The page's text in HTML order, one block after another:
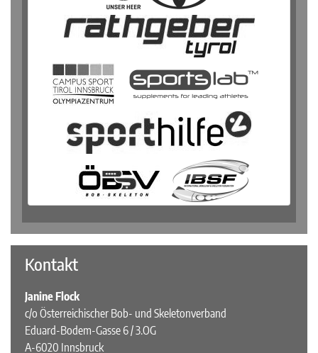
Kontakt
Janine Flock
c/o Österreichischer Bob- und Skeletonverband
Eduard-Bodem-Gasse 6 / 3.OG
A-6020 Innsbruck